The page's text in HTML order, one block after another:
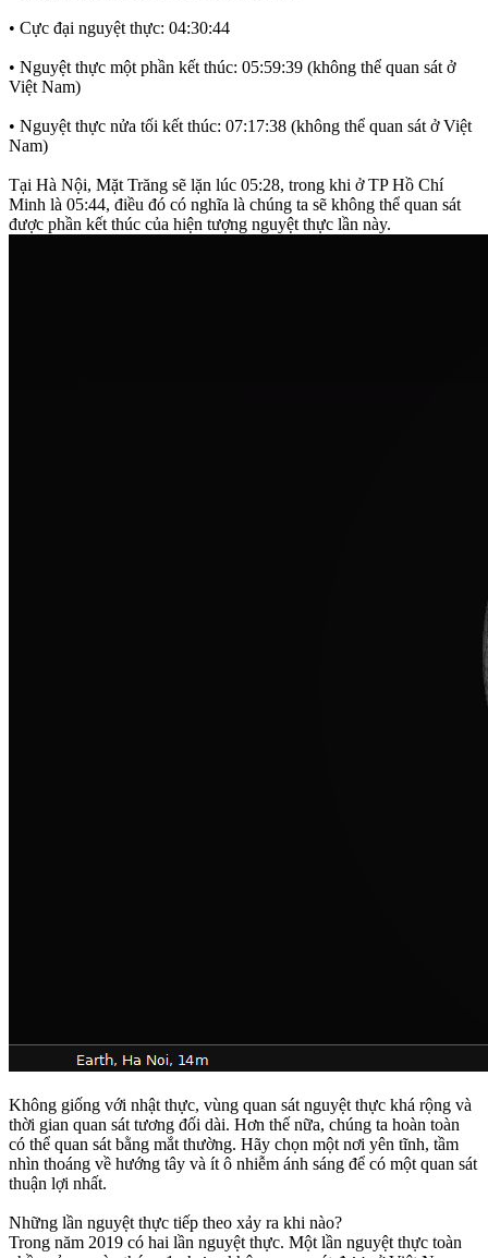
• Cực đại nguyệt thực: 04:30:44
• Nguyệt thực một phần kết thúc: 05:59:39 (không thể quan sát ở
Việt Nam)
• Nguyệt thực nửa tối kết thúc: 07:17:38 (không thể quan sát ở Việt
Nam)
Tại Hà Nội, Mặt Trăng sẽ lặn lúc 05:28, trong khi ở TP Hồ Chí
Minh là 05:44, điều đó có nghĩa là chúng ta sẽ không thể quan sát
được phần kết thúc của hiện tượng nguyệt thực lần này.
Không giống với nhật thực, vùng quan sát nguyệt thực khá rộng và
thời gian quan sát tương đối dài. Hơn thế nữa, chúng ta hoàn toàn
có thể quan sát bằng mắt thường. Hãy chọn một nơi yên tĩnh, tầm
nhìn thoáng về hướng tây và ít ô nhiễm ánh sáng để có một quan sát
thuận lợi nhất.
Những lần nguyệt thực tiếp theo xảy ra khi nào?
Trong năm 2019 có hai lần nguyệt thực. Một lần nguyệt thực toàn